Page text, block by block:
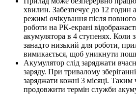
хвилин. Забезпечує до 12 годин
режимі очікування після
роботи на РК-екрані
акумулятора в 4 ступенях. Коли
занадто низький для роботи,
вимикається, щоб уникнути
Акумулятор слід заряджати
заряду. При тривалому
заряджати кожні 3 місяці.
продовжити термін служби